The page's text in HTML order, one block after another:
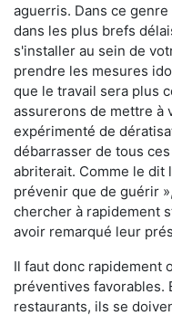
aguerris. Dans ce
dans les plus brefs
s'installer au sein de
prendre les mesures
que le travail sera plus
assurerons de mettre à
expérimenté de
débarrasser de tous
abriterait. Comme le dit
prévenir que de guérir
chercher à rapidement
avoir remarqué leur
Il faut donc rapidement
préventives favorables.
restaurants, ils se